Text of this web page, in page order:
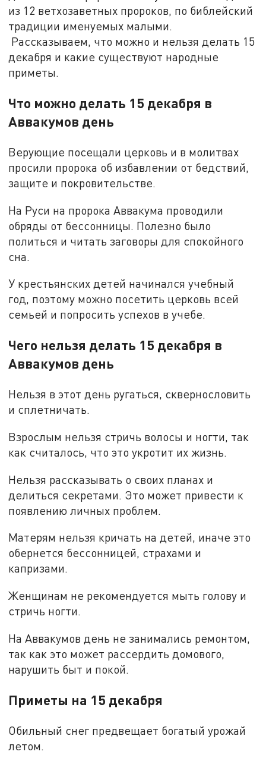
из 12 ветхозаветных пророков, по библейский
традиции именуемых малыми.
Рассказываем, что можно и нельзя делать 15
декабря и какие существуют народные
приметы.
Что можно делать 15 декабря в
Аввакумов день
Верующие посещали церковь и в молитвах
просили пророка об избавлении от бедствий,
защите и покровительстве.
На Руси на пророка Аввакума проводили
обряды от бессонницы. Полезно было
политься и читать заговоры для спокойного
сна.
У крестьянских детей начинался учебный
год, поэтому можно посетить церковь всей
семьей и попросить успехов в учебе.
Чего нельзя делать 15 декабря в
Аввакумов день
Нельзя в этот день ругаться, сквернословить
и сплетничать.
Взрослым нельзя стричь волосы и ногти, так
как считалось, что это укротит их жизнь.
Нельзя рассказывать о своих планах и
делиться секретами. Это может привести к
появлению личных проблем.
Матерям нельзя кричать на детей, иначе это
обернется бессонницей, страхами и
капризами.
Женщинам не рекомендуется мыть голову и
стричь ногти.
На Аввакумов день не занимались ремонтом,
так как это может рассердить домового,
нарушить быт и покой.
Приметы на 15 декабря
Обильный снег предвещает богатый урожай
летом.